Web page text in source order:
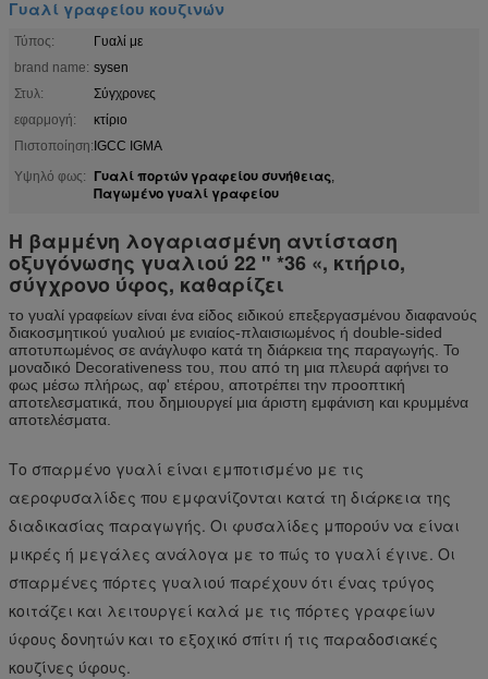
Γυαλί γραφείου κουζινών
Τύπος:
Γυαλί με
brand name: sysen
Στυλ:
Σύγχρονες
εφαρμογή:
κτίριο
Πιστοποίηση:IGCC IGMA
Υψηλό φως:
Γυαλί πορτών γραφείου συνήθειας,
Παγωμένο γυαλί γραφείου
Η βαμμένη λογαριασμένη αντίσταση
οξυγόνωσης γυαλιού 22 " *36 «, κτήριο,
σύγχρονο ύφος, καθαρίζει
το γυαλί γραφείων είναι ένα είδος ειδικού επεξεργασμένου διαφανούς
διακοσμητικού γυαλιού με ενιαίος-πλαισιωμένος ή double-sided
αποτυπωμένος σε ανάγλυφο κατά τη διάρκεια της παραγωγής. Το
μοναδικό Decorativeness του, που από τη μια πλευρά αφήνει το
φως μέσω πλήρως, αφ' ετέρου, αποτρέπει την προοπτική
αποτελεσματικά, που δημιουργεί μια άριστη εμφάνιση και κρυμμένα
αποτελέσματα.
Το σπαρμένο γυαλί είναι εμποτισμένο με τις
αεροφυσαλίδες που εμφανίζονται κατά τη διάρκεια της
διαδικασίας παραγωγής. Οι φυσαλίδες μπορούν να είναι
μικρές ή μεγάλες ανάλογα με το πώς το γυαλί έγινε. Οι
σπαρμένες πόρτες γυαλιού παρέχουν ότι ένας τρύγος
κοιτάζει και λειτουργεί καλά με τις πόρτες γραφείων
ύφους δονητών και το εξοχικό σπίτι ή τις παραδοσιακές
κουζίνες ύφους.